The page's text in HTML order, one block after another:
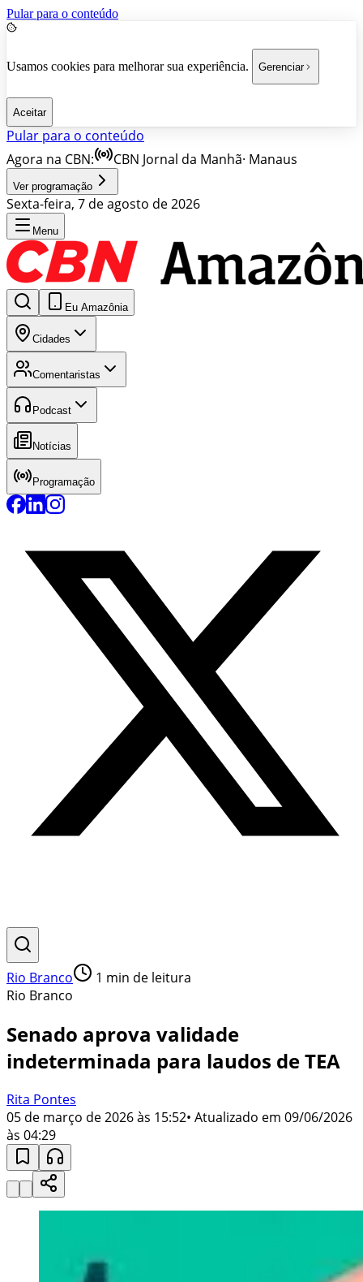
Pular para o conteúdo
Usamos cookies para melhorar sua experiência. Gerenciar
Aceitar
Pular para o conteúdo
Agora na CBN:
CBN Jornal da Manhã· Manaus
Ver programação
Sexta-feira, 7 de agosto de 2026
Menu
Eu Amazônia
Cidades
Comentaristas
Podcast
Notícias
Programação
Rio Branco 1 min de leitura
Rio Branco
Senado aprova validade
indeterminada para laudos de TEA
Rita Pontes
05 de março de 2026 às 15:52• Atualizado em 09/06/2026
às 04:29